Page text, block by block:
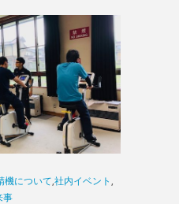
機について 社内イベント
事